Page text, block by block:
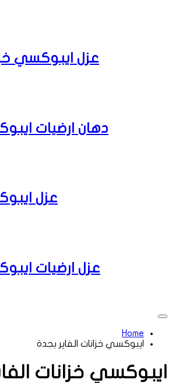
عزل ايبوكسي
دهان ارضيات
عزل
عزل ارضيات
Home
ايبوكسي خزانات الفاير بجدة
ايبوكسي خزانات